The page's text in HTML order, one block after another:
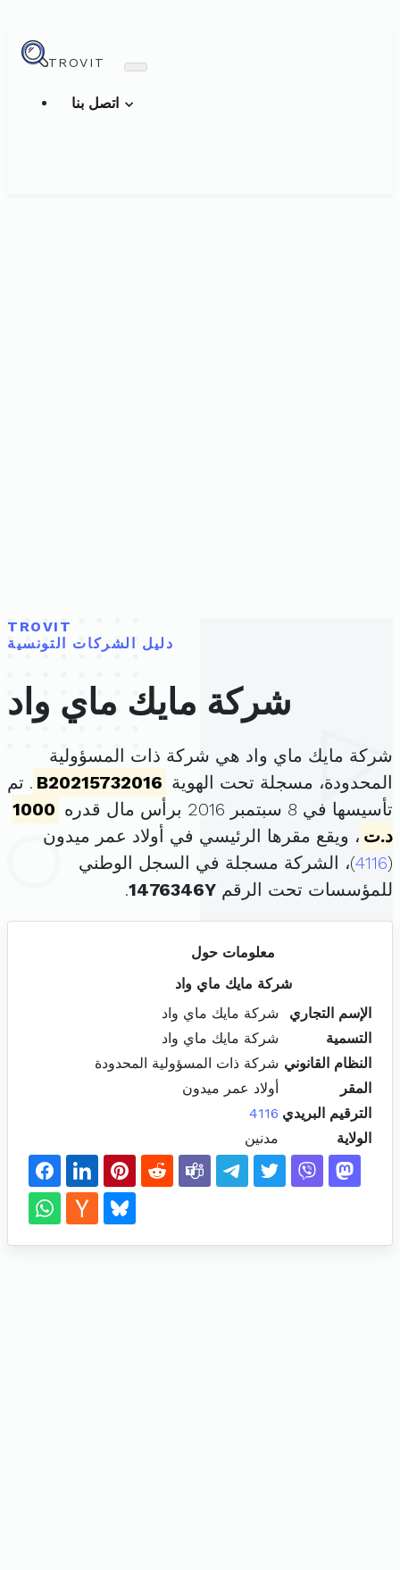
TROVIT
TROVIT
دليل الشركات التونسية
شركة مايك ماي واد
شركة مايك ماي واد هي شركة ذات المسؤولية
المحدودة، مسجلة تحت الهوية B20215732016 . تم
تأسيسها في 8 سبتمبر 2016 برأس مال قدره
1000
د.ت ، ويقع مقرها الرئيسي في أولاد عمر ميدون
(
4116)، الشركة مسجلة في السجل الوطني
للمؤسسات تحت الرقم 1476346Y
.
معلومات حول
شركة مايك ماي واد
الإسم التجاري
شركة مايك ماي واد
التسمية
شركة مايك ماي واد
النظام القانوني شركة ذات المسؤولية المحدودة
المقر
أولاد عمر ميدون
الترقيم البريدي 4116
الولاية
مدنين